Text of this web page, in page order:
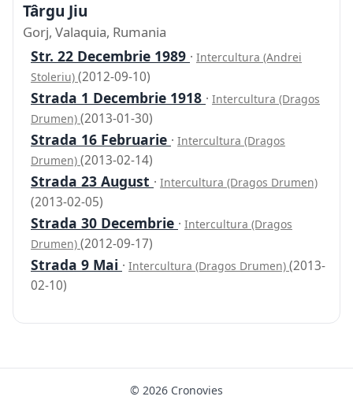
Târgu Jiu
Gorj, Valaquia, Rumania
Str. 22 Decembrie 1989 · Intercultura (Andrei
Stoleriu) (2012-09-10)
Strada 1 Decembrie 1918 · Intercultura (Dragos
Drumen) (2013-01-30)
Strada 16 Februarie · Intercultura (Dragos
Drumen) (2013-02-14)
Strada 23 August · Intercultura (Dragos Drumen)
(2013-02-05)
Strada 30 Decembrie · Intercultura (Dragos
Drumen) (2012-09-17)
Strada 9 Mai · Intercultura (Dragos Drumen) (2013-
02-10)
© 2026 Cronovies